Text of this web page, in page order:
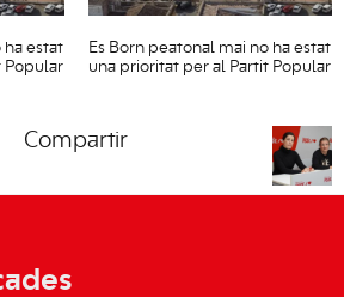
ha estat
Popular
Es Born peatonal mai no ha estat
una prioritat per al Partit Popular
Compartir